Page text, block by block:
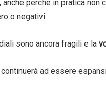
perché in pratica non
o negativi.
sono ancora fragili e la
ad essere